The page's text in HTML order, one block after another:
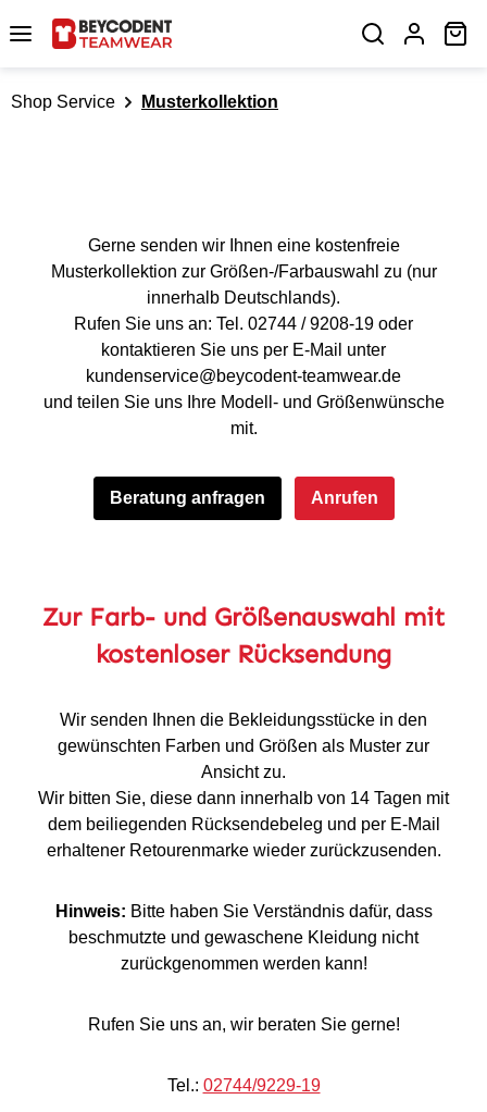
Zum Hauptinhalt springen
Shop Service Musterkollektion
Gerne senden wir Ihnen eine kostenfreie
Musterkollektion zur Größen-/Farbauswahl zu (nur
innerhalb Deutschlands).
Rufen Sie uns an: Tel. 02744 / 9208-19 oder
kontaktieren Sie uns per E-Mail unter
kundenservice@beycodent-teamwear.de
und teilen Sie uns Ihre Modell- und Größenwünsche
mit.
Beratung anfragen Anrufen
Zur Farb- und Größenauswahl mit
kostenloser Rücksendung
Wir senden Ihnen die Bekleidungsstücke in den
gewünschten Farben und Größen als Muster zur
Ansicht zu.
Wir bitten Sie, diese dann innerhalb von 14 Tagen mit
dem beiliegenden Rücksendebeleg und per E-Mail
erhaltener Retourenmarke wieder zurückzusenden.
Hinweis: Bitte haben Sie Verständnis dafür, dass
beschmutzte und gewaschene Kleidung nicht
zurückgenommen werden kann!
Rufen Sie uns an, wir beraten Sie gerne!
Tel.: 02744/9229-19